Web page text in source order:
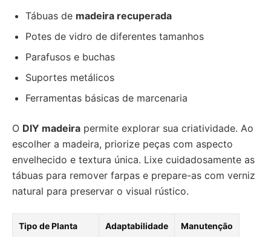
Tábuas de madeira recuperada
Potes de vidro de diferentes tamanhos
Parafusos e buchas
Suportes metálicos
Ferramentas básicas de marcenaria
O DIY madeira permite explorar sua criatividade. Ao
escolher a madeira, priorize peças com aspecto
envelhecido e textura única. Lixe cuidadosamente as
tábuas para remover farpas e prepare-as com verniz
natural para preservar o visual rústico.
Tipo de Planta Adaptabilidade Manutenção